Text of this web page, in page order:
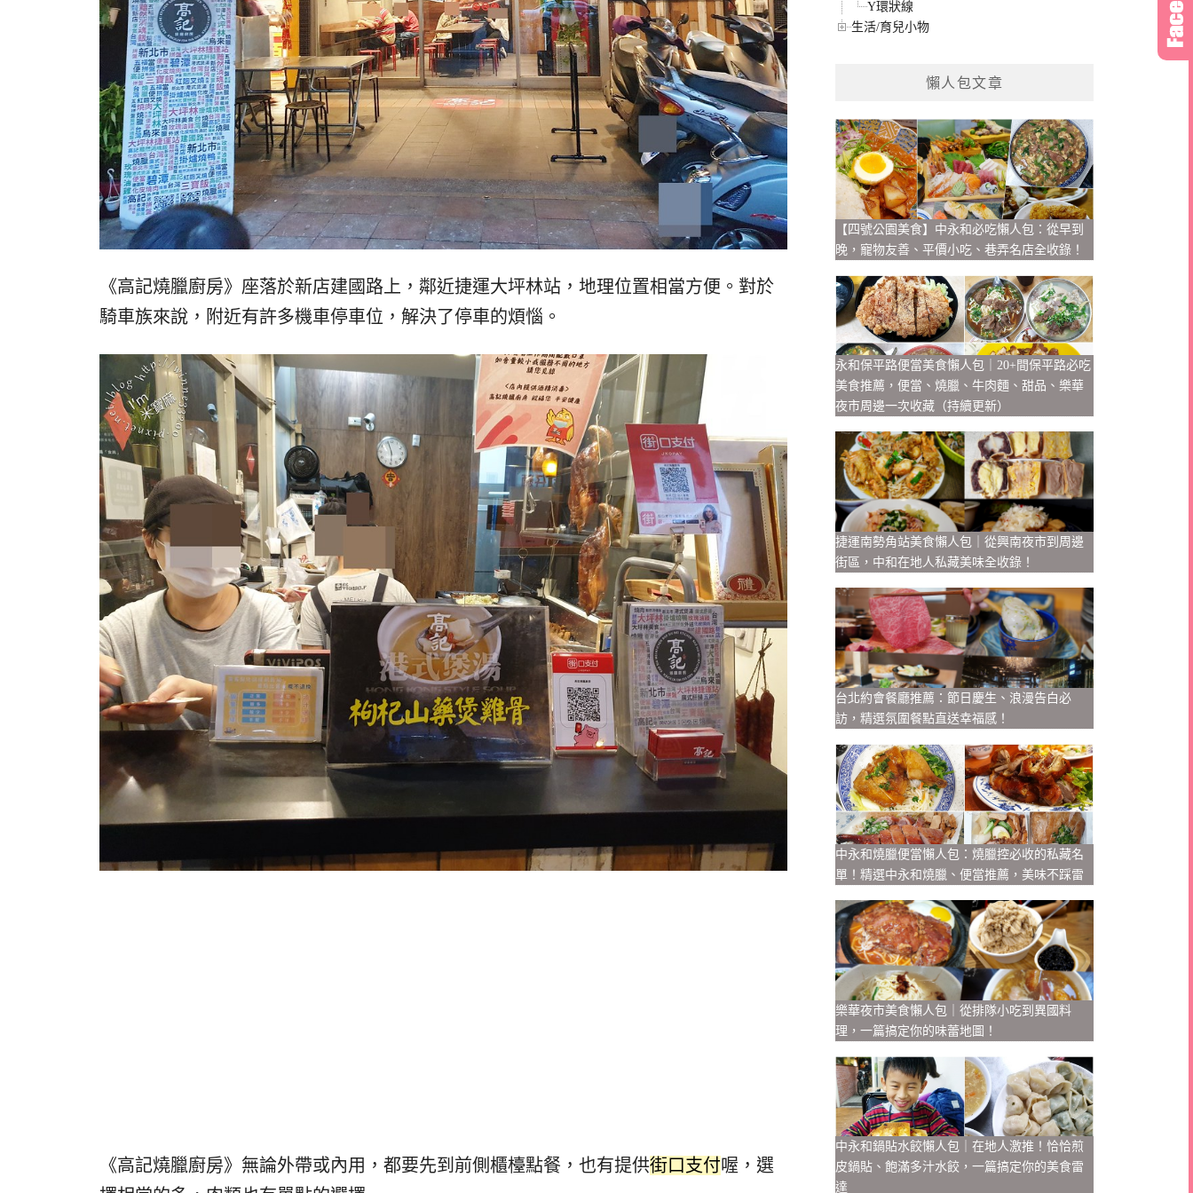
《高記燒臘廚房》座落於新店建國路上，鄰近捷運大坪林站，地理位置相當方便。對於
騎車族來說，附近有許多機車停車位，解決了停車的煩惱。
《高記燒臘廚房》無論外帶或內用，都要先到前側櫃檯點餐，也有提供街口支付喔，選
Y環狀線
生活/育兒小物
懶人包文章
【四號公園美食】中永和必吃懶人包：從早到
晚，寵物友善、平價小吃、巷弄名店全收錄！
永和保平路便當美食懶人包｜20+間保平路必吃
美食推薦，便當、燒臘、牛肉麵、甜品、樂華
夜市周邊一次收藏（持續更新）
捷運南勢角站美食懶人包｜從興南夜市到周邊
街區，中和在地人私藏美味全收錄！
台北約會餐廳推薦：節日慶生、浪漫告白必
訪，精選氛圍餐點直送幸福感！
中永和燒臘便當懶人包：燒臘控必收的私藏名
單！精選中永和燒臘、便當推薦，美味不踩雷
樂華夜市美食懶人包｜從排隊小吃到異國料
理，一篇搞定你的味蕾地圖！
中永和鍋貼水餃懶人包｜在地人激推！恰恰煎
皮鍋貼、飽滿多汁水餃，一篇搞定你的美食雷
達